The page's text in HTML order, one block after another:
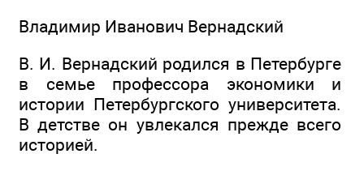
Владимир Иванович Вернадский
В. И. Вернадский родился в Петербурге
в семье профессора экономики и
истории Петербургского университета.
В детстве он увлекался прежде всего
историей.